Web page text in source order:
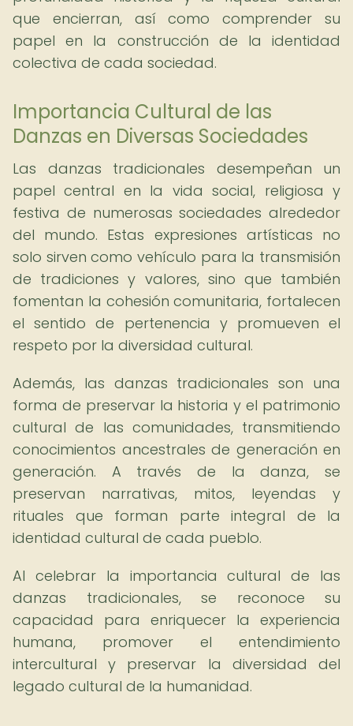
que encierran, así como comprender su
papel en la construcción de la identidad
colectiva de cada sociedad.
Importancia Cultural de las
Danzas en Diversas Sociedades
Las danzas tradicionales desempeñan un
papel central en la vida social, religiosa y
festiva de numerosas sociedades alrededor
del mundo. Estas expresiones artísticas no
solo sirven como vehículo para la transmisión
de tradiciones y valores, sino que también
fomentan la cohesión comunitaria, fortalecen
el sentido de pertenencia y promueven el
respeto por la diversidad cultural.
Además, las danzas tradicionales son una
forma de preservar la historia y el patrimonio
cultural de las comunidades, transmitiendo
conocimientos ancestrales de generación en
generación. A través de la danza, se
preservan narrativas, mitos, leyendas y
rituales que forman parte integral de la
identidad cultural de cada pueblo.
Al celebrar la importancia cultural de las
danzas tradicionales, se reconoce su
capacidad para enriquecer la experiencia
humana, promover el entendimiento
intercultural y preservar la diversidad del
legado cultural de la humanidad.